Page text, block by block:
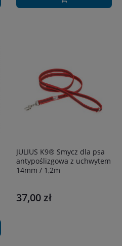
JULIUS K9® Smycz dla psa
antypoślizgowa z uchwytem
14mm / 1,2m
37,00 zł